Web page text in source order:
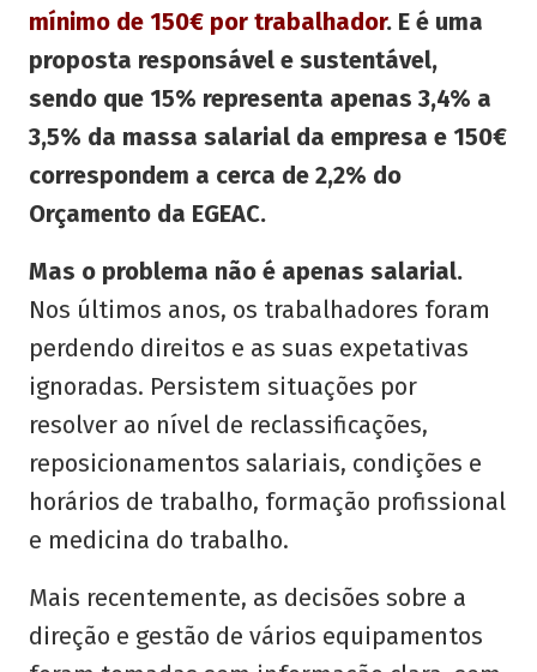
mínimo de 150€ por trabalhador. E é uma
proposta responsável e sustentável,
sendo que 15% representa apenas 3,4% a
3,5% da massa salarial da empresa e 150€
correspondem a cerca de 2,2% do
Orçamento da EGEAC.
Mas o problema não é apenas salarial.
Nos últimos anos, os trabalhadores foram
perdendo direitos e as suas expetativas
ignoradas. Persistem situações por
resolver ao nível de reclassificações,
reposicionamentos salariais, condições e
horários de trabalho, formação profissional
e medicina do trabalho.
Mais recentemente, as decisões sobre a
direção e gestão de vários equipamentos